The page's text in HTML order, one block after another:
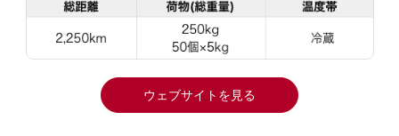
ウェブサイトを見る